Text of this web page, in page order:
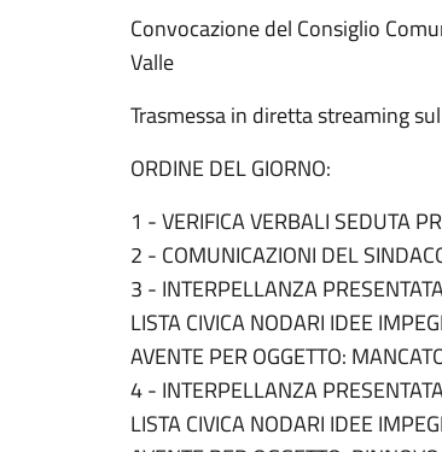
Convocazione del Consiglio
Valle
Trasmessa in diretta streaming
ORDINE DEL GIORNO:
1 - VERIFICA VERBALI SEDUTA
2 - COMUNICAZIONI DEL
3 - INTERPELLANZA
LISTA CIVICA NODARI IDEE
AVENTE PER OGGETTO:
4 - INTERPELLANZA
LISTA CIVICA NODARI IDEE